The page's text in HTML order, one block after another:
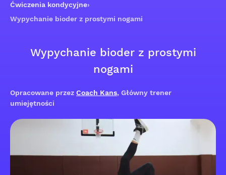
Ćwiczenia kondycyjne›
Wypychanie bioder z prostymi nogami
Wypychanie bioder z prostymi
nogami
Opracowane przez Coach Kans, Główny trener
umiejętności